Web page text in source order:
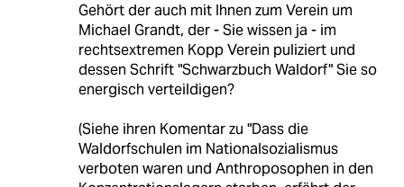
Gehört der auch mit Ihnen zum Verein um
Michael Grandt, der - Sie wissen ja - im
rechtsextremen Kopp Verein puliziert und
dessen Schrift "Schwarzbuch Waldorf" Sie so
energisch verteildigen?
(Siehe ihren Komentar zu "Dass die
Waldorfschulen im Nationalsozialismus
verboten waren und Anthroposophen in den